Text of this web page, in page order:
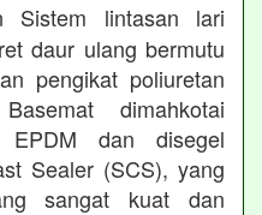
Sistem lintasan lari
daur ulang bermutu
pengikat poliuretan
dimahkotai
dan disegel
Sealer (SCS), yang
sangat kuat dan